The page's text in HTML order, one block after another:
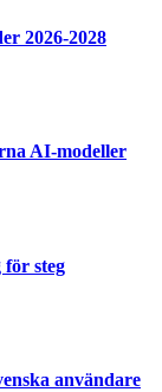
2026-2028
AI-modeller
steg
användare